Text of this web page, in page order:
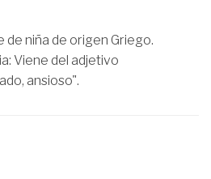
de niña de origen Griego.
Viene del adjetivo
ansioso".